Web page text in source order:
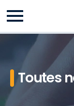
Toutes